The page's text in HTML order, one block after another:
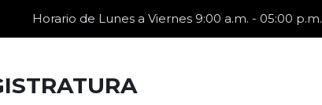
Horario de Lunes a Viernes 9:00 a.m. - 05:00 p.m.